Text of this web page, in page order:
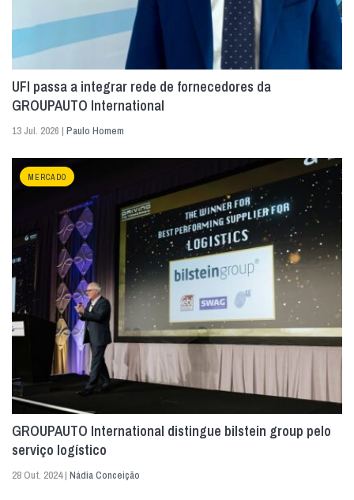
UFI passa a integrar rede de fornecedores da
GROUPAUTO International
13 Jul. 2026 | Paulo Homem
MERCADO
GROUPAUTO International distingue bilstein group pelo
serviço logístico
28 Out. 2024 | Nádia Conceição